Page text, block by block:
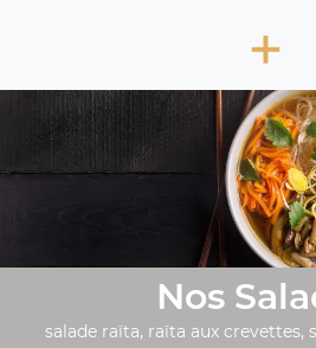
+
Nos
salade raïta, raïta aux crevettes,